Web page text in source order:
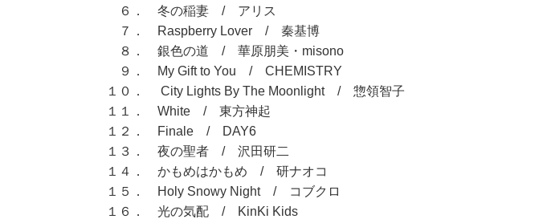
６． 冬の稲妻 / アリス
７． Raspberry Lover / 秦基博
８． 銀色の道 / 華原朋美・misono
９． My Gift to You / CHEMISTRY
１０． City Lights By The Moonlight / 惣領智子
１１． White / 東方神起
１２． Finale / DAY6
１３． 夜の聖者 / 沢田研二
１４． かもめはかもめ / 研ナオコ
１５． Holy Snowy Night / コブクロ
１６． 光の気配 / KinKi Kids